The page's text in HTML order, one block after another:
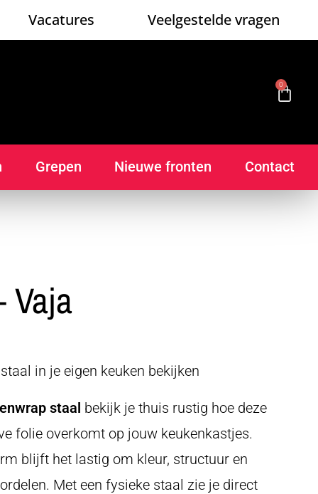
Vacatures Veelgestelde vragen
0
Grepen Nieuwe fronten Contact
Vaja
in je eigen keuken bekijken
staal bekijk je thuis rustig hoe deze
folie overkomt op jouw keukenkastjes.
blijft het lastig om kleur, structuur en
Met een fysieke staal zie je direct